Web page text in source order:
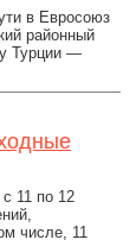
в Евросоюз
районный
Турции —
11 по 12
числе, 11